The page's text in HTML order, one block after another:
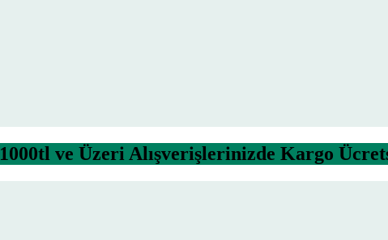
1000tl ve Üzeri Alışverişlerinizde Kargo